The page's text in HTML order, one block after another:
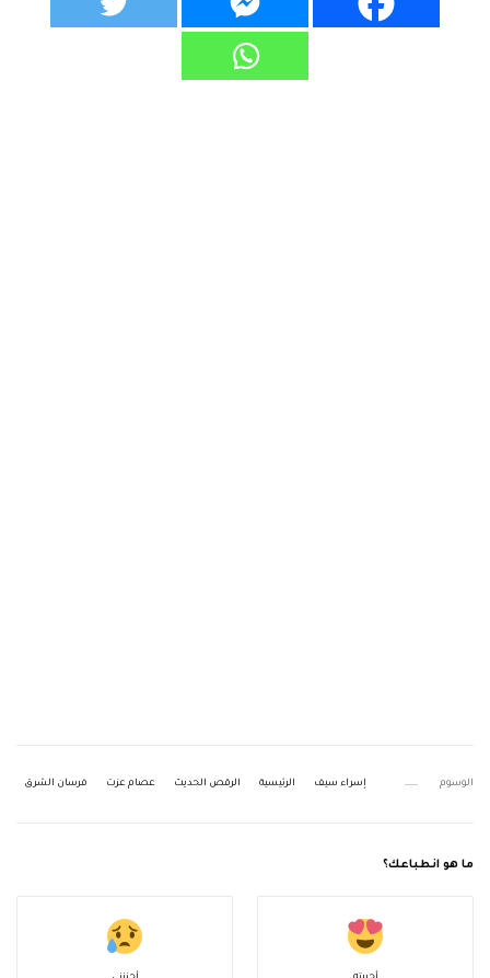
الوسوم إسراء سيف الرئيسية الرقص الحديث عصام عزت فرسان الشرق
ما هو انطباعك؟